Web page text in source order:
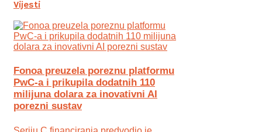
Vijesti
Fonoa preuzela poreznu platformu
PwC-a i prikupila dodatnih 110
milijuna dolara za inovativni AI
porezni sustav